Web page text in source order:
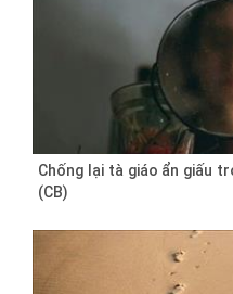
Chống lại tà giáo ẩn giấu
(CB)